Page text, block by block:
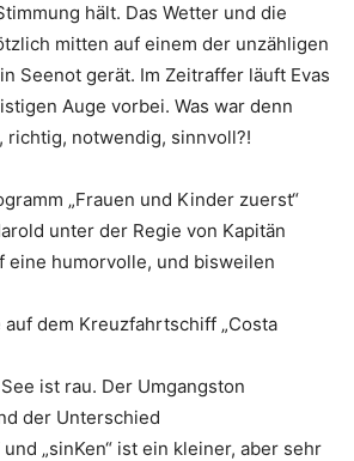
hält. Das Wetter und die
mitten auf einem der unzähligen
Seenot gerät. Im Zeitraffer läuft Evas
Auge vorbei. Was war denn
richtig, notwendig, sinnvoll?!
„Frauen und Kinder zuerst“
unter der Regie von Kapitän
eine humorvolle, und bisweilen
dem Kreuzfahrtschiff „Costa
ist rau. Der Umgangston
der Unterschied
und „sinKen“ ist ein kleiner, aber sehr